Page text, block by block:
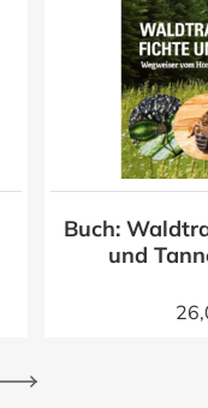
Buch:
und